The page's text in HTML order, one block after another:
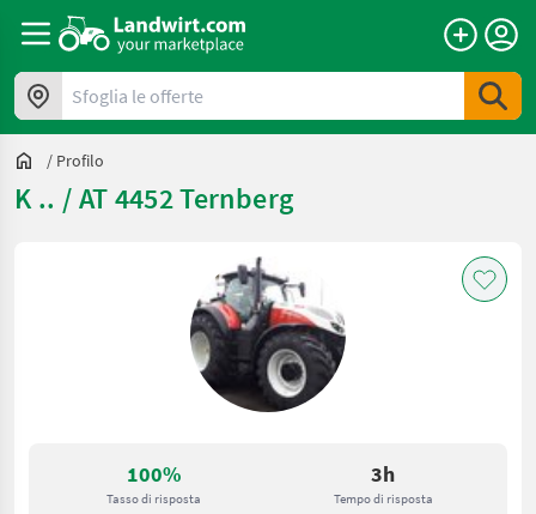
Sfoglia le offerte
/ Profilo
K .. / AT 4452 Ternberg
100%
Tasso di risposta
3h
Tempo di risposta